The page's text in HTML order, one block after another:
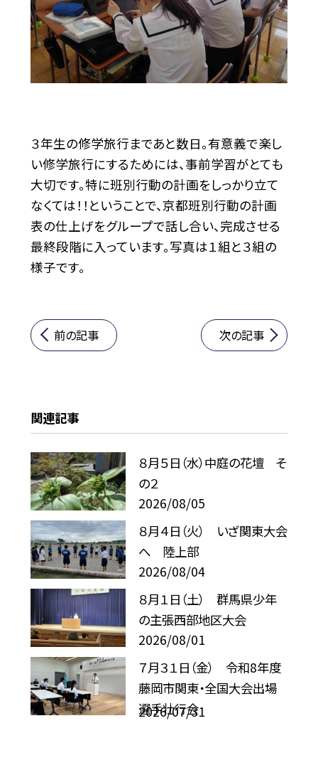
３年生の修学旅行まであと数日。有意義で楽し
い修学旅行にするためには、事前学習がとても
大切です。特に班別行動の計画をしっかり立て
なくては！！ということで、京都班別行動の計画
表の仕上げをグループで話し合い、完成させる
最終段階に入っています。写真は１組と３組の
様子です。
前の記事 次の記事
関連記事
８月５日（水）中庭の花壇 そ
の２
2026/08/05
８月４日（火） いざ関東大会
へ 陸上部
2026/08/04
８月１日（土） 群馬県少年
の主張西部地区大会
2026/08/01
７月３１日（金） 令和8年度
藤岡市関東・全国大会出場
選手壮行会
2026/07/31